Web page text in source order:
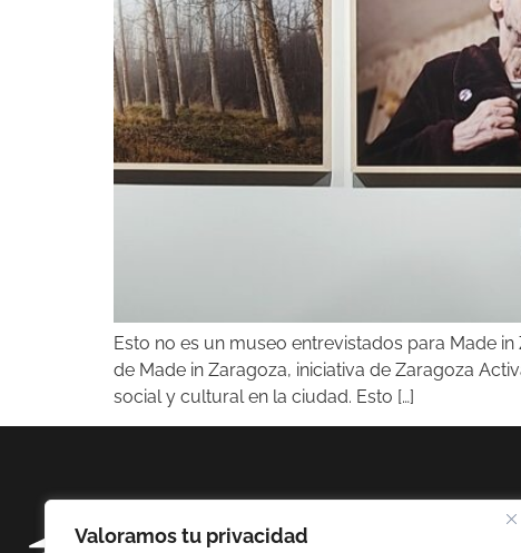
Valoramos tu privacidad
Esto no es un museo entrevistados para Made
de Made in Zaragoza, iniciativa de Zaragoza
social y cultural en la ciudad. Esto […]